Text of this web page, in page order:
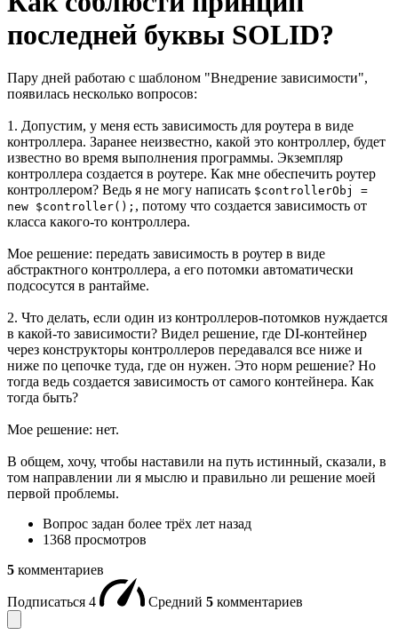
последней буквы SOLID?
Пару дней работаю с шаблоном "Внедрение зависимости",
появилась несколько вопросов:
1. Допустим, у меня есть зависимость для роутера в виде
контроллера. Заранее неизвестно, какой это контроллер, будет
известно во время выполнения программы. Экземпляр
контроллера создается в роутере. Как мне обеспечить роутер
контроллером? Ведь я не могу написать $controllerObj =
new $controller(); , потому что создается зависимость от
класса какого-то контроллера.
Мое решение: передать зависимость в роутер в виде
абстрактного контроллера, а его потомки автоматически
подсосутся в рантайме.
2. Что делать, если один из контроллеров-потомков нуждается
в какой-то зависимости? Видел решение, где DI-контейнер
через конструкторы контроллеров передавался все ниже и
ниже по цепочке туда, где он нужен. Это норм решение? Но
тогда ведь создается зависимость от самого контейнера. Как
тогда быть?
Мое решение: нет.
В общем, хочу, чтобы наставили на путь истинный, сказали, в
том направлении ли я мыслю и правильно ли решение моей
первой проблемы.
Вопрос задан более трёх лет назад
1368 просмотров
5 комментариев
Подписаться 4 Средний 5 комментариев